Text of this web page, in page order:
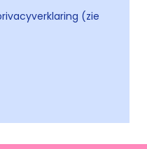
(zie